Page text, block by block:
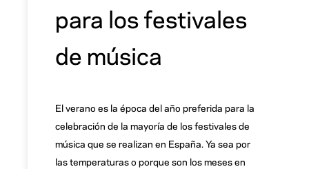
para los festivales
de música
El verano es la época del año preferida para la
celebración de la mayoría de los festivales de
música que se realizan en España. Ya sea por
las temperaturas o porque son los meses en